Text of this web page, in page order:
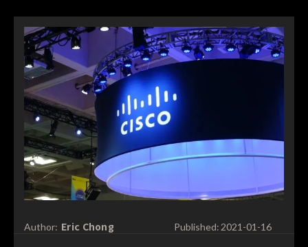
Author: Eric Chong Published:2021-01-16